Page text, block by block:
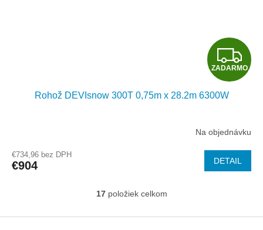
Z
A
A
R
M
ZADARMO
Rohož DEVIsnow 300T 0,75m x 28.2m 6300W
Na objednávku
€734,96 bez DPH
€904 DETAIL
O
l
17položiek celkom